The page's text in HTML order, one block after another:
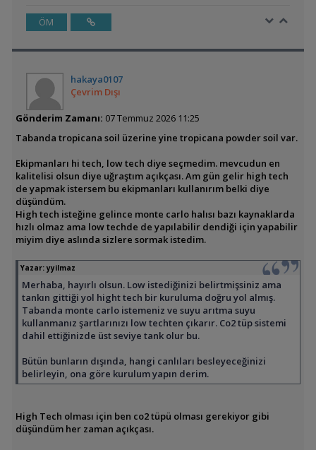
ÖM
hakaya0107
Çevrim Dışı
Gönderim Zamanı: 07 Temmuz 2026 11:25
Tabanda tropicana soil üzerine yine tropicana powder soil var.
Ekipmanları hi tech, low tech diye seçmedim. mevcudun en
kalitelisi olsun diye uğraştım açıkçası. Am gün gelir high tech
de yapmak istersem bu ekipmanları kullanırım belki diye
düşündüm.
High tech isteğine gelince monte carlo halısı bazı kaynaklarda
hızlı olmaz ama low techde de yapılabilir dendiği için yapabilir
miyim diye aslında sizlere sormak istedim.
Yazar: yyiImaz
Merhaba, hayırlı olsun. Low istediğinizi belirtmişsiniz ama
tankın gittiği yol hight tech bir kuruluma doğru yol almış.
Tabanda monte carlo istemeniz ve suyu arıtma suyu
kullanmanız şartlarınızı low techten çıkarır. Co2 tüp sistemi
dahil ettiğinizde üst seviye tank olur bu.
Bütün bunların dışında, hangi canlıları besleyeceğinizi
belirleyin, ona göre kurulum yapın derim.
High Tech olması için ben co2 tüpü olması gerekiyor gibi
düşündüm her zaman açıkçası.